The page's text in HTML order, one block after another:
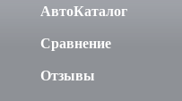
АвтоКаталог
Сравнение
Отзывы